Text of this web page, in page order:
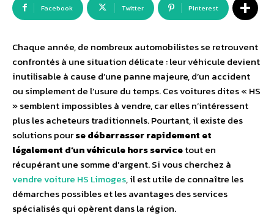
Facebook Twitter Pinterest
Chaque année, de nombreux automobilistes se retrouvent
confrontés à une situation délicate : leur véhicule devient
inutilisable à cause d’une panne majeure, d’un accident
ou simplement de l’usure du temps. Ces voitures dites « HS
» semblent impossibles à vendre, car elles n’intéressent
plus les acheteurs traditionnels. Pourtant, il existe des
solutions pourse débarrasser rapidement et
légalement d’un véhicule hors servicetout en
récupérant une somme d’argent. Si vous cherchez à
vendre voiture HS Limoges, il est utile de connaître les
démarches possibles et les avantages des services
spécialisés qui opèrent dans la région.